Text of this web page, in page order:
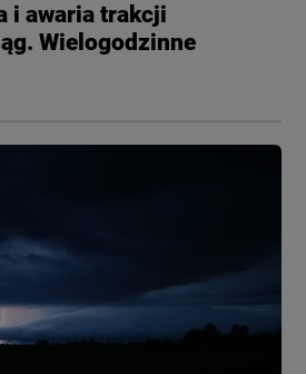
i awaria trakcji
Wielogodzinne